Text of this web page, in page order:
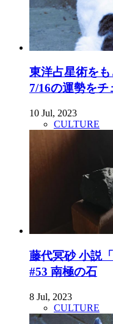
東洋占星術を
7/16の運勢をチ
10 Jul, 2023
CULTURE
藤代冥砂 小説
#53 南極の石
8 Jul, 2023
CULTURE